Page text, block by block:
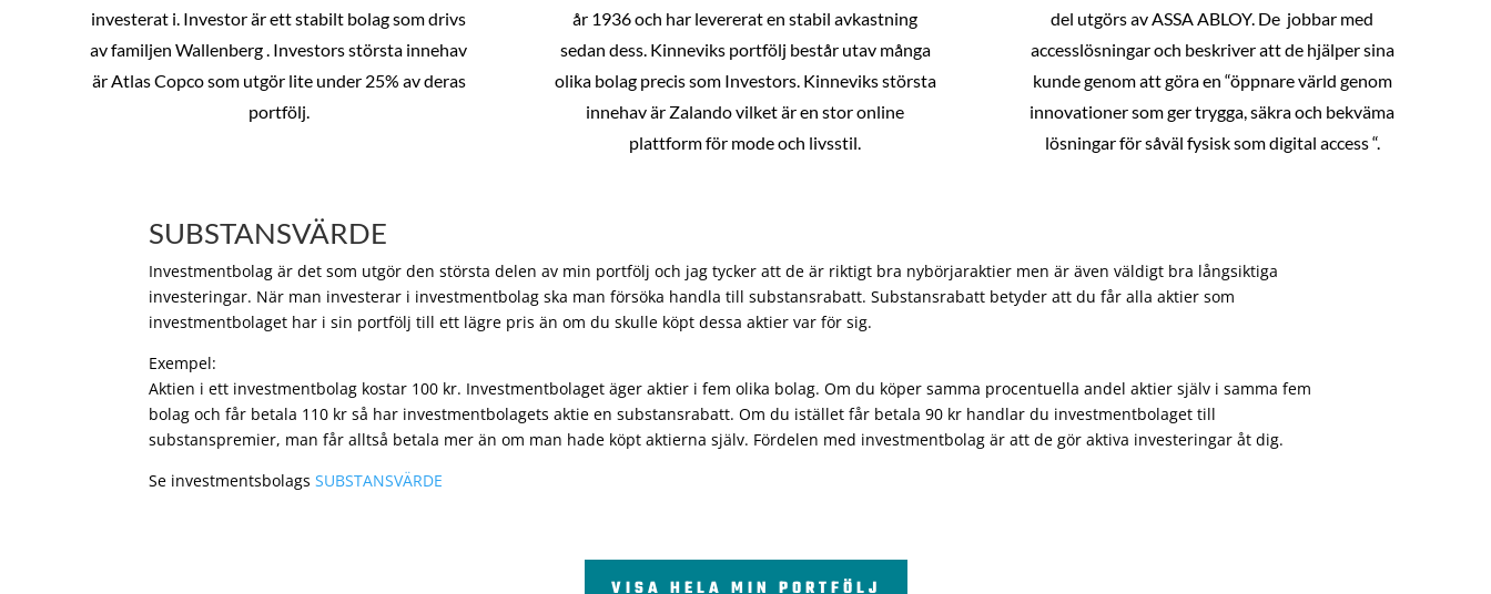
investerat i. Investor är ett stabilt bolag som drivs
av familjen Wallenberg . Investors största innehav
är Atlas Copco som utgör lite under 25% av deras
portfölj.
år 1936 och har levererat en stabil avkastning
sedan dess. Kinneviks portfölj består utav många
olika bolag precis som Investors. Kinneviks största
innehav är Zalando vilket är en stor online
plattform för mode och livsstil.
del utgörs av ASSA ABLOY. De jobbar med
accesslösningar och beskriver att de hjälper sina
kunde genom att göra en “öppnare värld genom
innovationer som ger trygga, säkra och bekväma
lösningar för såväl fysisk som digital access “.
SUBSTANSVÄRDE
Investmentbolag är det som utgör den största delen av min portfölj och jag tycker att de är riktigt bra nybörjaraktier men är även väldigt bra långsiktiga
investeringar. När man investerar i investmentbolag ska man försöka handla till substansrabatt. Substansrabatt betyder att du får alla aktier som
investmentbolaget har i sin portfölj till ett lägre pris än om du skulle köpt dessa aktier var för sig.
Exempel:
Aktien i ett investmentbolag kostar 100 kr. Investmentbolaget äger aktier i fem olika bolag. Om du köper samma procentuella andel aktier själv i samma fem
bolag och får betala 110 kr så har investmentbolagets aktie en substansrabatt. Om du istället får betala 90 kr handlar du investmentbolaget till
substanspremier, man får alltså betala mer än om man hade köpt aktierna själv. Fördelen med investmentbolag är att de gör aktiva investeringar åt dig.
Se investmentsbolagsSUBSTANSVÄRDE
VISA HELA MIN PORTFÖLJ